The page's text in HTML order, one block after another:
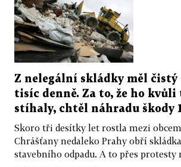
Z nelegální skládky měl čistý
tisíc denně. Za to, že ho kvůli
stíhaly, chtěl náhradu škody
Skoro tři desítky let rostla mezi
Chrášťany nedaleko Prahy obří
stavebního odpadu. A to přes protesty